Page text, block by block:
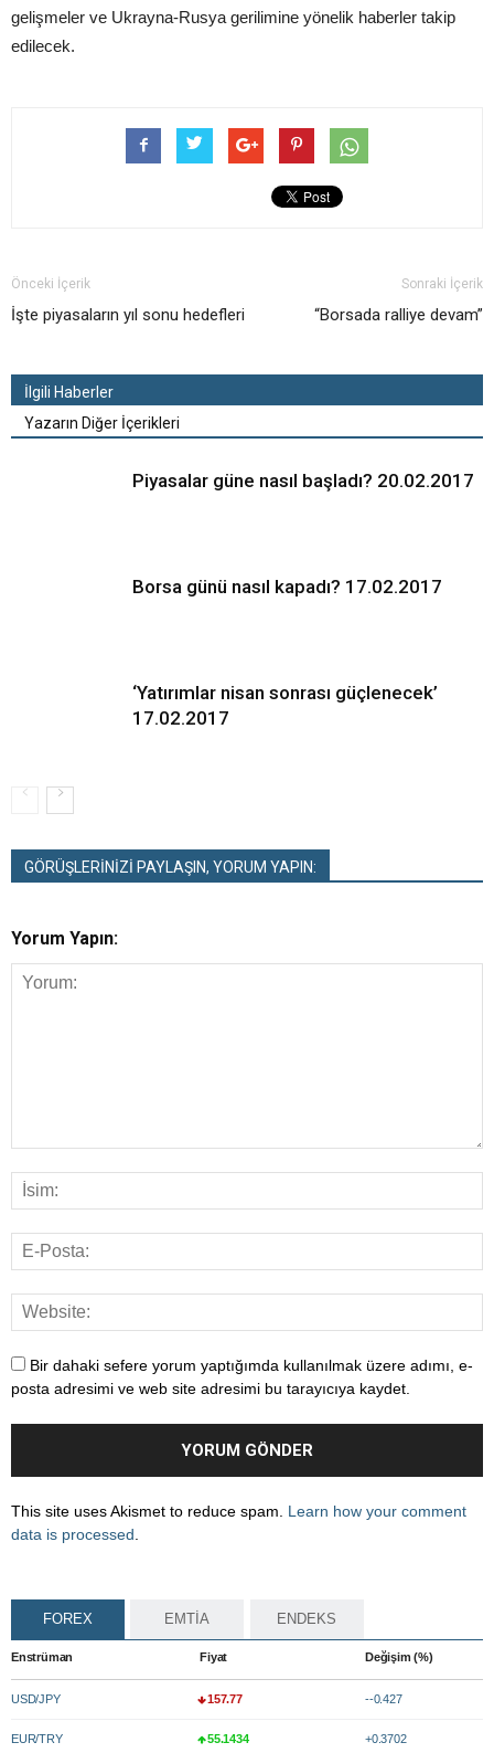
gelişmeler ve Ukrayna-Rusya gerilimine yönelik haberler takip
edilecek.
Önceki İçerik
İşte piyasaların yıl sonu hedefleri
Sonraki İçerik
“Borsada ralliye devam”
İlgili Haberler
Yazarın Diğer İçerikleri
Piyasalar güne nasıl başladı? 20.02.2017
Borsa günü nasıl kapadı? 17.02.2017
‘Yatırımlar nisan sonrası güçlenecek’
17.02.2017
GÖRÜŞLERİNİZİ PAYLAŞIN, YORUM YAPIN:
Yorum Yapın:
Bir dahaki sefere yorum yaptığımda kullanılmak üzere adımı, e-
posta adresimi ve web site adresimi bu tarayıcıya kaydet.
This site uses Akismet to reduce spam. Learn how your comment
data is processed
FOREX EMTİA ENDEKS
Enstrüman Fiyat Değişim (%)
USD/JPY 157.77 --0.427
EUR/TRY 55.1434 +0.3702